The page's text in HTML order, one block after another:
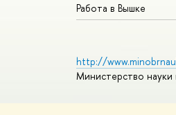
Работа в Вышке
http://
Министерство науки